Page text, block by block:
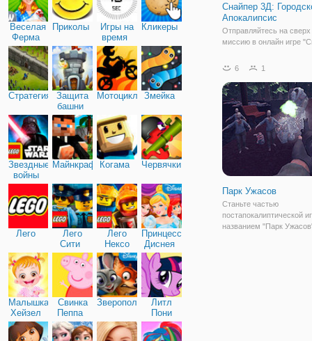
Веселая
Ферма
Приколы
Игры на
время
Кликеры
Стратегия
Защита
башни
МотоциклыЗмейка
Звездные
войны
МайнкрафтКогама Червячки
Лего
Лего
Сити
Лего
Нексо
Найтс
Принцессы
Диснея
Малышка
Хейзел
Свинка
Пеппа
Зверополис
Литл
Пони
Дружба
Снайпер 3Д:
Апокалипсис
Отправляйтесь на
миссию в онлайн игре
Здесь вы играете в роли
мертвецов,
этом
орудую в
6 1
Парк Ужасов
Станьте частью
постапокалиптической
названием "Парк